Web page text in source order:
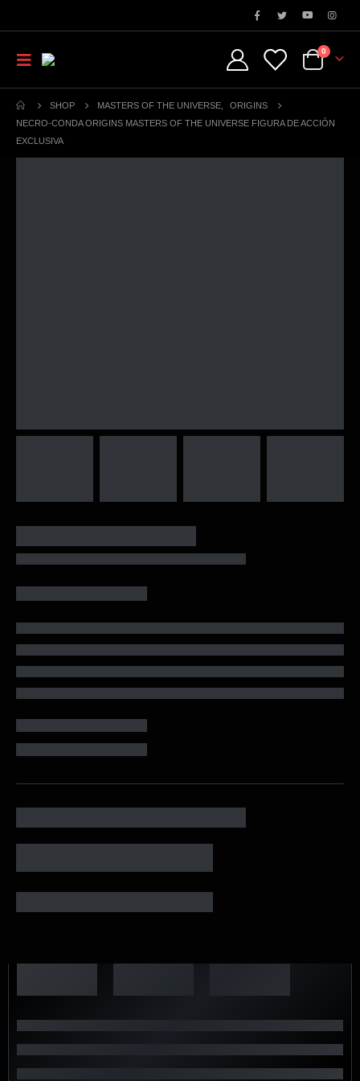
0
SHOP MASTERS OF THE UNIVERSE
ORIGINS
NECRO-CONDA ORIGINS MASTERS OF THE UNIVERSE FIGURA DE ACCIÓN
EXCLUSIVA